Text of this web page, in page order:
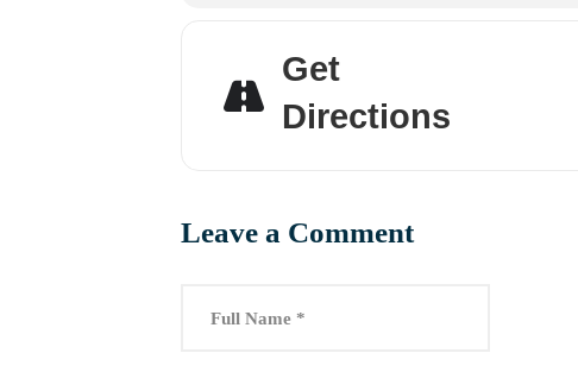
Get
Directions
Leave a Comment